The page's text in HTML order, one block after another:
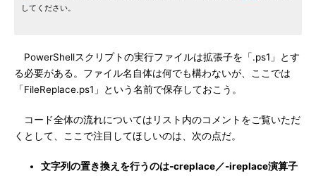
してください。
PowerShellスクリプトの実行ファイルは拡張子を「.ps1」とす
る必要がある。ファイル名自体は何でも構わないが、ここでは
「FileReplace.ps1」という名前で保存しておこう。
コード全体の流れについてはリスト内のコメントをご覧いただ
くとして、ここで注目してほしいのは、次の点だ。
文字列の置き換えを行うのは-creplace／-ireplace演算子